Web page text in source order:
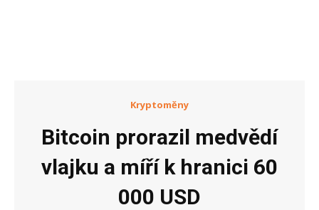
Kryptoměny
Bitcoin prorazil medvědí
vlajku a míří k hranici 60
000 USD